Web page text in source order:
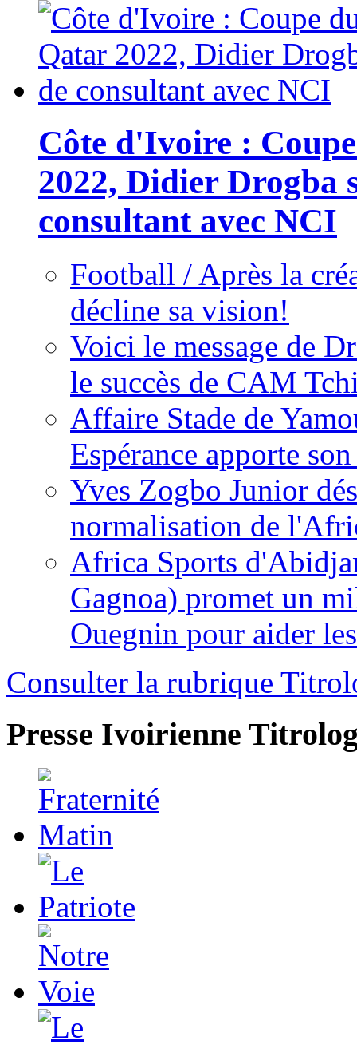
Côte d'Ivoire :
2022, Didier Drogba
consultant avec NCI
Football / Après la
décline sa vision!
Voici le message de
le succès de CAM
Affaire Stade de
Espérance apporte
Yves Zogbo Junior
normalisation de
Africa Sports
Gagnoa) promet un
Ouegnin pour aider
Consulter la rubrique
Presse Ivoirienne